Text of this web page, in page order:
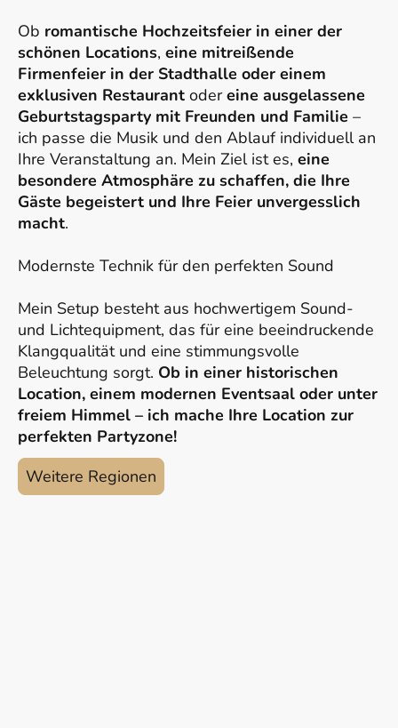
Ob romantische Hochzeitsfeier in einer der
schönen Locations, eine mitreißende
Firmenfeier in der Stadthalle oder einem
exklusiven Restaurant odereine ausgelassene
Geburtstagsparty mit Freunden und Familie –
ich passe die Musik und den Ablauf individuell an
Ihre Veranstaltung an. Mein Ziel ist es, eine
besondere Atmosphäre zu schaffen, die Ihre
Gäste begeistert und Ihre Feier unvergesslich
macht.
Modernste Technik für den perfekten Sound
Mein Setup besteht aus hochwertigem Sound-
und Lichtequipment, das für eine beeindruckende
Klangqualität und eine stimmungsvolle
Beleuchtung sorgt. Ob in einer historischen
Location, einem modernen Eventsaal oder unter
freiem Himmel – ich mache Ihre Location zur
perfekten Partyzone!
Weitere Regionen